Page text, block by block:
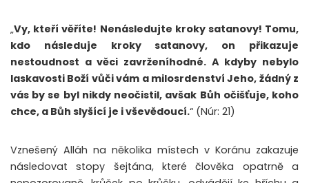
„Vy, kteří věříte! Nenásledujte kroky satanovy! Tomu,
kdo následuje kroky satanovy, on přikazuje
nestoudnost a věci zavrženíhodné. A kdyby nebylo
laskavosti Boží vůči vám a milosrdenství Jeho, žádný z
vás by se byl nikdy neočistil, avšak Bůh očišťuje, koho
chce, a Bůh slyšící je i vševědoucí.“ (Núr: 21)
Vznešený Alláh na několika místech v Koránu zakazuje
následovat stopy šejtána, které člověka opatrně a